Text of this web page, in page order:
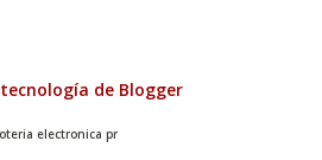
de Blogger
loteria electronica pr